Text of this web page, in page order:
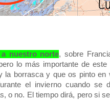
a nuestro norte, sobre
lo más importante de
la borrasca y que os pinto
el invierno cuando se
o no. El tiempo dirá, pero si